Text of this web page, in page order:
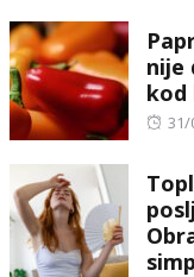
nije
kod
31/